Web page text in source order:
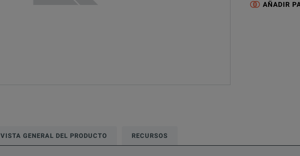
AÑADIR
VISTA GENERAL DEL PRODUCTO RECURSOS